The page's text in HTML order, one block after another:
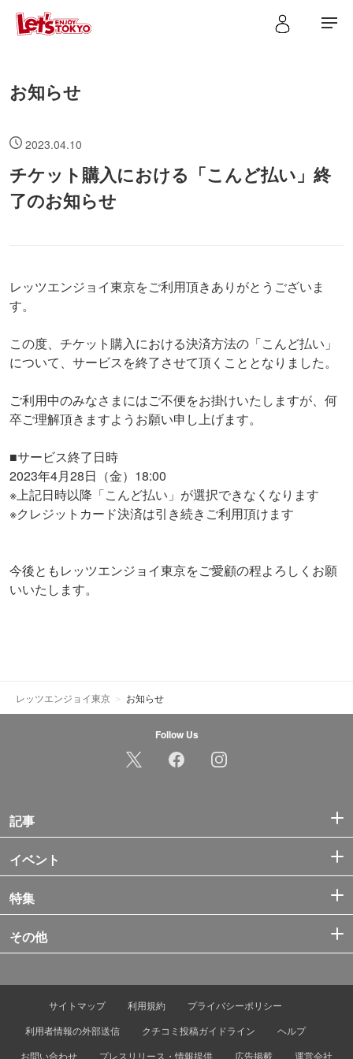
お知らせ
2023.04.10
チケット購入における「こんど払い」終
了のお知らせ
レッツエンジョイ東京をご利用頂きありがとうございま
す。
この度、チケット購入における決済方法の「こんど払い」
について、サービスを終了させて頂くこととなりました。
ご利用中のみなさまにはご不便をお掛けいたしますが、何
卒ご理解頂きますようお願い申し上げます。
■サービス終了日時
2023年4月28日（金）18:00
※上記日時以降「こんど払い」が選択できなくなります
※クレジットカード決済は引き続きご利用頂けます
今後ともレッツエンジョイ東京をご愛顧の程よろしくお願
いいたします。
レッツエンジョイ東京 お知らせ
Follow Us
記事
イベント
特集
その他
サイトマップ 利用規約
プライバシーポリシー
利用者情報の外部送信
クチコミ投稿ガイドライン
ヘルプ
お問い合わせ
プレスリリース・情報提供 広告掲載 運営会社